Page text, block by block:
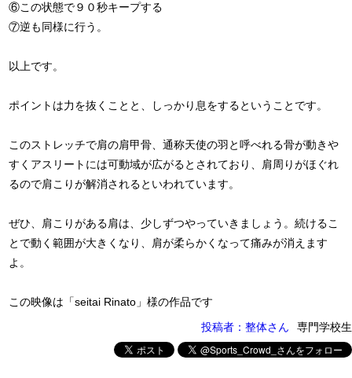
⑥この状態で９０秒キープする
⑦逆も同様に行う。
以上です。
ポイントは力を抜くことと、しっかり息をするということです。
このストレッチで肩の肩甲骨、通称天使の羽と呼べれる骨が動きや
すくアスリートには可動域が広がるとされており、肩周りがほぐれ
るので肩こりが解消されるといわれています。
ぜひ、肩こりがある肩は、少しずつやっていきましょう。続けるこ
とで動く範囲が大きくなり、肩が柔らかくなって痛みが消えます
よ。
この映像は「seitai Rinato」様の作品です
投稿者：整体さん
専門学校生